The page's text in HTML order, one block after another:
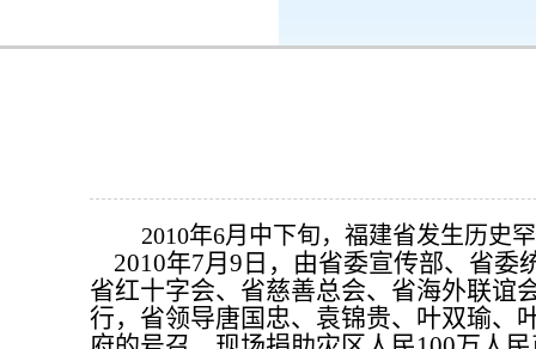
2010年6月中下旬，福建省发生历史
2010年7月9日，由省委宣传部、省
省红十字会、省慈善总会、省海外联谊
行，省领导唐国忠、袁锦贵、叶双瑜、